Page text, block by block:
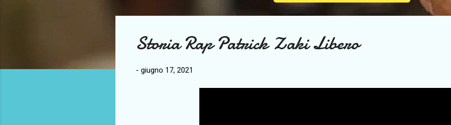
Storia Rap Patrick Zaki Libero
- giugno 17, 2021